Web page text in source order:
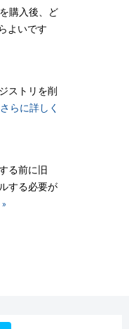
購入後、ど
よいです
ストリを削
さらに詳しく
る前に旧
する必要が